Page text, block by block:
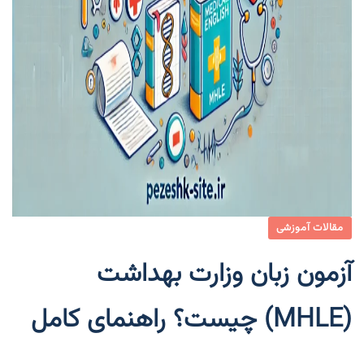
مقالات آموزشی
آزمون زبان وزارت بهداشت
(MHLE) چیست؟ راهنمای کامل